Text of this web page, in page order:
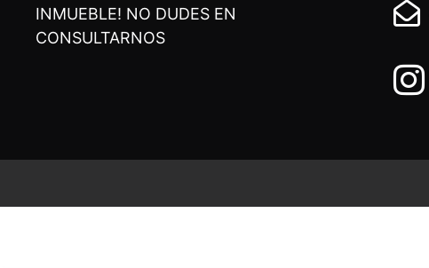
INMUEBLE! NO DUDES EN
CONSULTARNOS